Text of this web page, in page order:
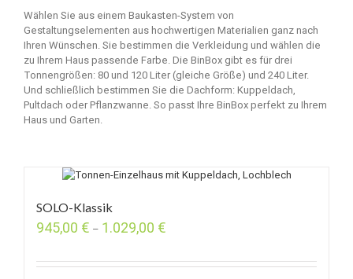
Wählen Sie aus einem Baukasten-System von
Gestaltungselementen aus hochwertigen Materialien ganz nach
Ihren Wünschen. Sie bestimmen die Verkleidung und wählen die
zu Ihrem Haus passende Farbe. Die BinBox gibt es für drei
Tonnengrößen: 80 und 120 Liter (gleiche Größe) und 240 Liter.
Und schließlich bestimmen Sie die Dachform: Kuppeldach,
Pultdach oder Pflanzwanne. So passt Ihre BinBox perfekt zu Ihrem
Haus und Garten.
SOLO-Klassik
945,00 € – 1.029,00 €